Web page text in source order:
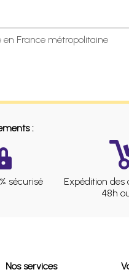
en France métropolitaine
:
sécurisé
Expédition des
48h
Nos services